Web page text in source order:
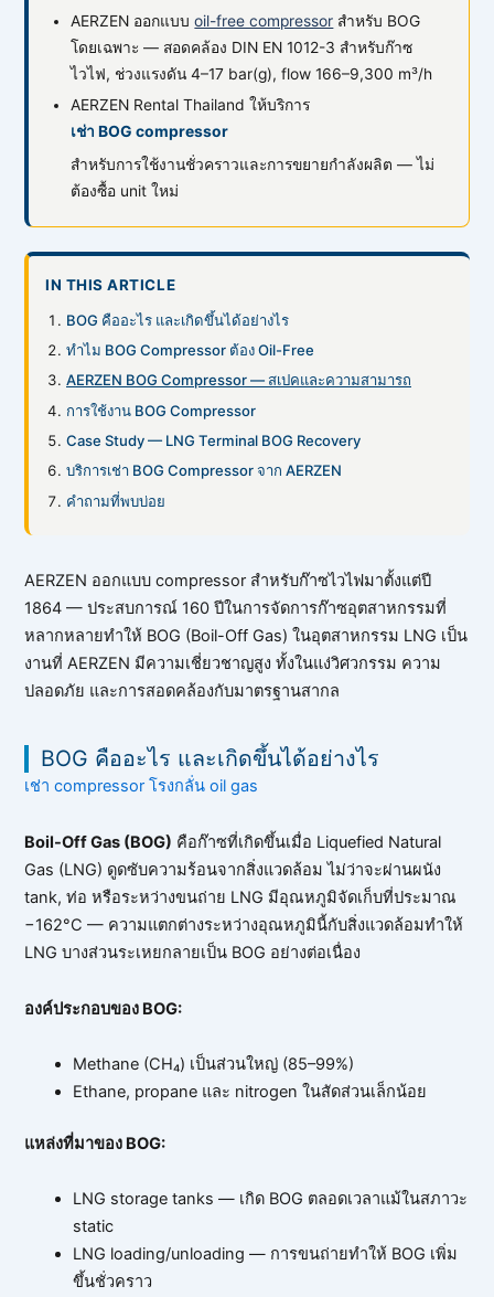
AERZEN ออกแบบoil-free compressor สำหรับ BOG
โดยเฉพาะ — สอดคล้อง DIN EN 1012-3 สำหรับก๊าซ
ไวไฟ, ช่วงแรงดัน 4–17 bar(g), flow 166–9,300 m³/h
AERZEN Rental Thailand ให้บริการ
เช่า BOG compressor
สำหรับการใช้งานชั่วคราวและการขยายกำลังผลิต — ไม่
ต้องซื้อ unit ใหม่
IN THIS ARTICLE
BOG คืออะไร และเกิดขึ้นได้อย่างไร
ทำไม BOG Compressor ต้อง Oil-Free
AERZEN BOG Compressor — สเปคและความสามารถ
การใช้งาน BOG Compressor
Case Study — LNG Terminal BOG Recovery
บริการเช่า BOG Compressor จาก AERZEN
คำถามที่พบบ่อย
AERZEN ออกแบบ compressor สำหรับก๊าซไวไฟมาตั้งแต่ปี
1864 — ประสบการณ์ 160 ปีในการจัดการก๊าซอุตสาหกรรมที่
หลากหลายทำให้ BOG (Boil-Off Gas) ในอุตสาหกรรม LNG เป็น
งานที่ AERZEN มีความเชี่ยวชาญสูง ทั้งในแง่วิศวกรรม ความ
ปลอดภัย และการสอดคล้องกับมาตรฐานสากล
BOG คืออะไร และเกิดขึ้นได้อย่างไร
เช่า compressor โรงกลั่น oil gas
Boil-Off Gas (BOG) คือก๊าซที่เกิดขึ้นเมื่อ Liquefied Natural
Gas (LNG) ดูดซับความร้อนจากสิ่งแวดล้อม ไม่ว่าจะผ่านผนัง
tank, ท่อ หรือระหว่างขนถ่าย LNG มีอุณหภูมิจัดเก็บที่ประมาณ
−162°C — ความแตกต่างระหว่างอุณหภูมินี้กับสิ่งแวดล้อมทำให้
LNG บางส่วนระเหยกลายเป็น BOG อย่างต่อเนื่อง
องค์ประกอบของ BOG:
Methane (CH₄) เป็นส่วนใหญ่ (85–99%)
Ethane, propane และ nitrogen ในสัดส่วนเล็กน้อย
แหล่งที่มาของ BOG:
LNG storage tanks — เกิด BOG ตลอดเวลาแม้ในสภาวะ
static
LNG loading/unloading — การขนถ่ายทำให้ BOG เพิ่ม
ขึ้นชั่วคราว